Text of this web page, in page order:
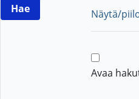
Näytä/
Avaa